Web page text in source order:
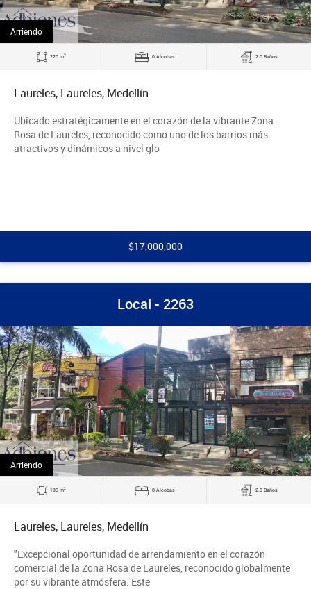
Arriendo
220 m2 0 Alcobas 2.0 Baños
Laureles, Laureles, Medellín
Ubicado estratégicamente en el corazón de la vibrante Zona
Rosa de Laureles, reconocido como uno de los barrios más
atractivos y dinámicos a nivel glo
$17,000,000
Local - 2263
Arriendo
190 m2 0 Alcobas 2.0 Baños
Laureles, Laureles, Medellín
"Excepcional oportunidad de arrendamiento en el corazón
comercial de la Zona Rosa de Laureles, reconocido globalmente
por su vibrante atmósfera. Este